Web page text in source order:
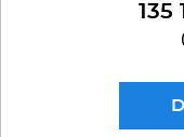
135